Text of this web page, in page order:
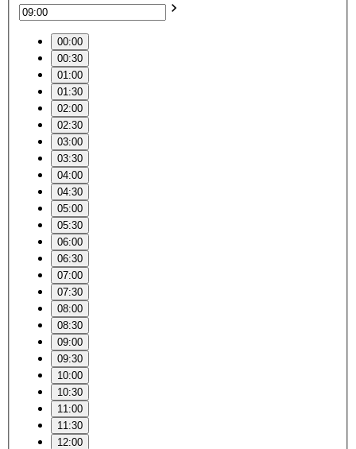
00:00
00:30
01:00
01:30
02:00
02:30
03:00
03:30
04:00
04:30
05:00
05:30
06:00
06:30
07:00
07:30
08:00
08:30
09:00
09:30
10:00
10:30
11:00
11:30
12:00